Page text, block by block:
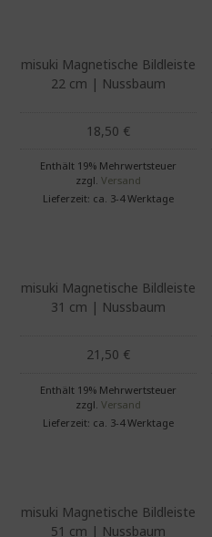
misuki Magnetische Bildleiste
22 cm | Nussbaum
18,50 €
Enthält 19% Mehrwertsteuer
zzgl.Versand
Lieferzeit: ca. 3-4 Werktage
misuki Magnetische Bildleiste
31 cm | Nussbaum
21,50 €
Enthält 19% Mehrwertsteuer
zzgl.Versand
Lieferzeit: ca. 3-4 Werktage
misuki Magnetische Bildleiste
51 cm | Nussbaum